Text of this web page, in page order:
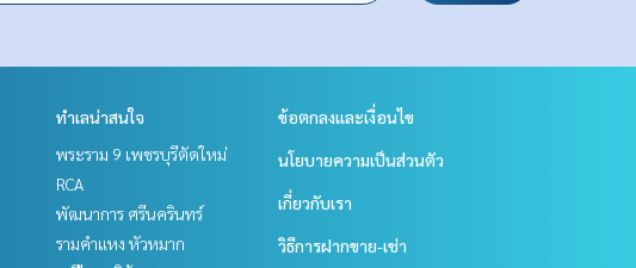
ทำเลน่าสนใจ
พระราม 9 เพชรบุรีตัดใหม่
RCA
พัฒนาการ ศรีนครินทร์
รามคำแหง หัวหมาก
ข้อตกลงและเงื่อนไข
นโยบายความเป็นส่วนตัว
เกี่ยวกับเรา
วิธีการฝากขาย-เช่า